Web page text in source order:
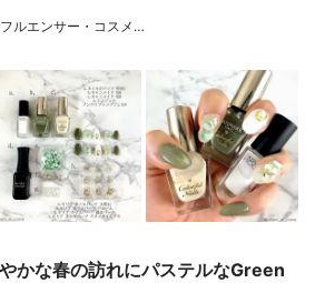
ルエンサー・コスメ…
かな春の訪れにパステルなGreen